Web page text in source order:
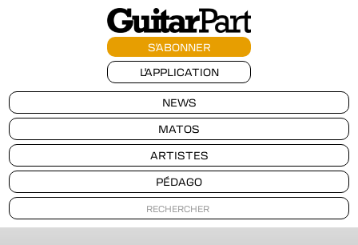
S'ABONNER
L'APPLICATION
NEWS
MATOS
ARTISTES
PÉDAGO